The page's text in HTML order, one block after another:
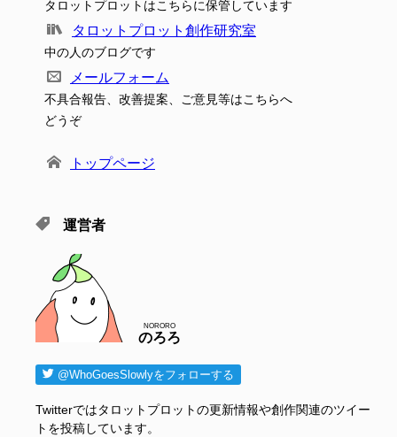
タロットプロットはこちらに保管しています
タロットプロット創作研究室
中の人のブログです
メールフォーム
不具合報告、改善提案、ご意見等はこちらへ
どうぞ
トップページ
運営者
のろろ
NORORO
@WhoGoesSlowlyをフォローする
Twitterではタロットプロットの更新情報や創作関連のツイー
トを投稿しています。